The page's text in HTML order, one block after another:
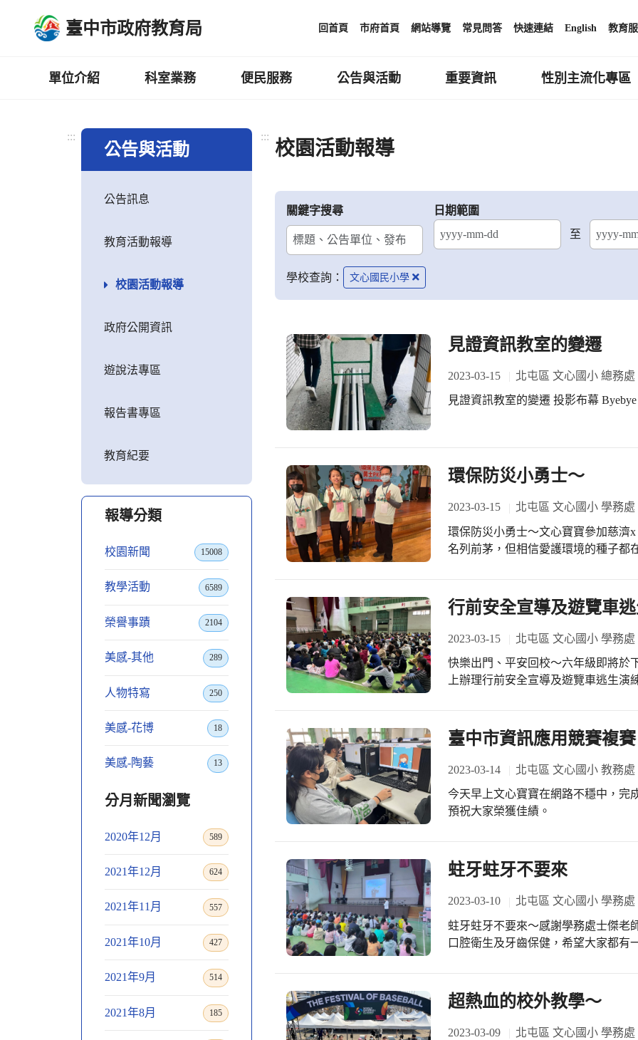
臺中市政府教育局 回首頁 市府首頁 網站導覽 常見問答 快速連結 English 教育
單位介紹 科室業務 便民服務 公告與活動 重要資訊 性別主流化專區
:::
公告與活動
公告訊息
教育活動報導
校園活動報導
政府公開資訊
遊說法專區
報告書專區
教育紀要
報導分類
校園新聞 15008
教學活動 6589
榮譽事蹟 2104
美感-其他 289
人物特寫 250
美感-花博 18
美感-陶藝 13
分月新聞瀏覽
2020年12月 589
2021年12月 624
2021年11月 557
2021年10月 427
2021年9月 514
2021年8月 185
:::
校園活動報導
關鍵字搜尋
日期範圍
至
結束日期
學校查詢： 文心國民小學
見證資訊教室的變遷
2023-03-15 北屯區 文心國小 總務處
見證資訊教室的變遷 投影
環保防災小勇士～
2023-03-15 北屯區 文心國小 學務處
環保防災小勇士～文心寶寶參加慈濟
名列前茅，但相信愛護環境的種子都
行前安全宣導及遊覽車
2023-03-15 北屯區 文心國小 學務處
快樂出門、平安回校～六年級即將於
上辦理行前安全宣導及遊覽車逃生
臺中市資訊應用競賽複賽
2023-03-14 北屯區 文心國小 教務處
今天早上文心寶寶在網路不穩中，完
預祝大家榮獲佳績。
蛀牙蛀牙不要來
2023-03-10 北屯區 文心國小 學務處
蛀牙蛀牙不要來～感謝學務處士傑老
口腔衛生及牙齒保健，希望大家都有一口好牙。 ＃疫情落幕希
超熱血的校外教學～
2023-03-09 北屯區 文心國小 學務處